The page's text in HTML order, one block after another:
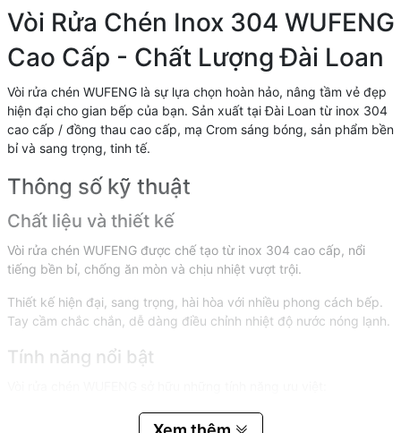
Vòi Rửa Chén Inox 304 WUFENG
Cao Cấp - Chất Lượng Đài Loan
Vòi rửa chén WUFENG là sự lựa chọn hoàn hảo, nâng tầm vẻ đẹp
hiện đại cho gian bếp của bạn. Sản xuất tại Đài Loan từ inox 304
cao cấp / đồng thau cao cấp, mạ Crom sáng bóng, sản phẩm bền
bỉ và sang trọng, tinh tế.
Thông số kỹ thuật
Chất liệu và thiết kế
Vòi rửa chén WUFENG được chế tạo từ inox 304 cao cấp, nổi
tiếng bền bỉ, chống ăn mòn và chịu nhiệt vượt trội.
Thiết kế hiện đại, sang trọng, hài hòa với nhiều phong cách bếp.
Tay cầm chắc chắn, dễ dàng điều chỉnh nhiệt độ nước nóng lạnh.
Tính năng nổi bật
Inox 304 cao cấp, không gỉ sét.